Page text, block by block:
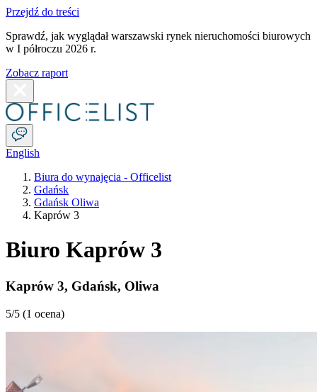
Przejdź do treści
Sprawdź, jak wyglądał warszawski rynek nieruchomości biurowych
w I półroczu 2026 r.
Zobacz raport
English
Biura do wynajęcia - Officelist
Gdańsk
Gdańsk Oliwa
Kaprów 3
Biuro Kaprów 3
Kaprów 3, Gdańsk, Oliwa
5/5 (1 ocena)